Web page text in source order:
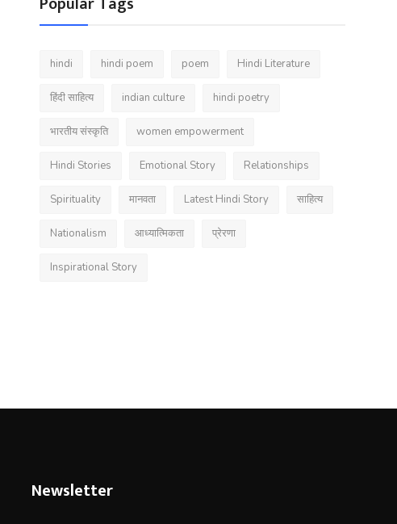
hindi hindi poem poem Hindi Literature
हिंदी साहित्य indian culture hindi poetry
भारतीय संस्कृति women empowerment
Hindi Stories Emotional Story Relationships
Spirituality मानवता Latest Hindi Story साहित्य
Nationalism आध्यात्मिकता प्रेरणा
Inspirational Story
Newsletter